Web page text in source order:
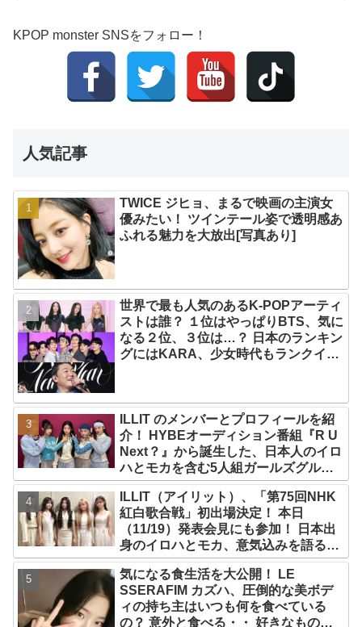
KPOP monster SNSをフォロー！
人気記事
TWICE ジヒョ、まるで映画の主演女
優みたい！ ツインテール姿で透明感あ
ふれる魅力を大放出[写真あり]
世界で最も人気のあるK-POPアーティ
ストは誰？ １位はやっぱりBTS、気に
なる２位、３位は…？ 日本のランキン
グにはKARA、少女時代もランクイ
ILLIT のメンバーとプロフィールを紹
介！ HYBEオーディション番組『R U
Next？』から誕生した、日本人のイロ
ハとモカを含む5人組ガールズグルー
プ！ デビュー曲「Magnetic」がいき
なりの大ヒット
ILLIT（アイリット）、「第75回NHK
紅白歌合戦」初出場決定！ 本日
（11/19）発表会見にも参加！ 日本出
身のイロハとモカ、意気込みを語る
「ずっと夢見てたステージ…嬉しくて
光栄」
気になる食生活を大公開！ LE
SSERAFIM カズハ、圧倒的な美ボデ
ィの持ち主はいつも何を食べている
の？ 意外と食べる・・ 好きなものを